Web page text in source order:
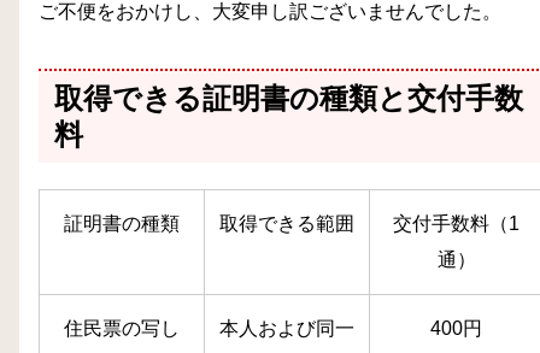
ご不便をおかけし、大変申し訳ございませんでした。
取得できる証明書の種類と交付手数
料
証明書の種類 取得できる範囲
交付手数料（1
通）
住民票の写し
本人および同一
400円